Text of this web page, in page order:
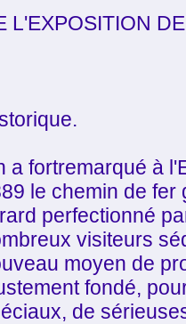
L'EXPOSITION
a fortremarqué à
le chemin de fer
perfectionné
visiteurs
moyen de
fondé,
de